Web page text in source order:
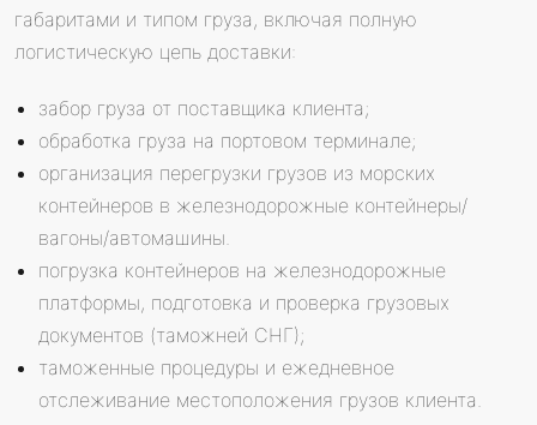
габаритами и типом груза, включая полную
логистическую цепь доставки:
забор груза от поставщика клиента;
обработка груза на портовом терминале;
организация перегрузки грузов из морских
контейнеров в железнодорожные контейнеры/
вагоны/автомашины.
погрузка контейнеров на железнодорожные
платформы, подготовка и проверка грузовых
документов (таможней СНГ);
таможенные процедуры и ежедневное
отслеживание местоположения грузов клиента.